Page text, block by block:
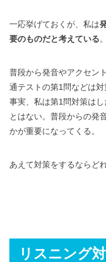
一応挙げておくが、私は
要のものだと考えている。
普段から発音やアクセン
通テストの第1問などは対
事実、私は第1問対策は
とはない。普段からの発
かが重要になってくる。
あえて対策をするならど
リスニング